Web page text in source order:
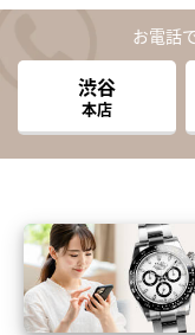
お電話
渋谷
本店